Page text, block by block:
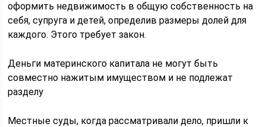
оформить недвижимость в общую собственность на
себя, супруга и детей, определив размеры долей для
каждого. Этого требует закон.
Деньги материнского капитала не могут быть
совместно нажитым имуществом и не подлежат
разделу
Местные суды, когда рассматривали дело, пришли к